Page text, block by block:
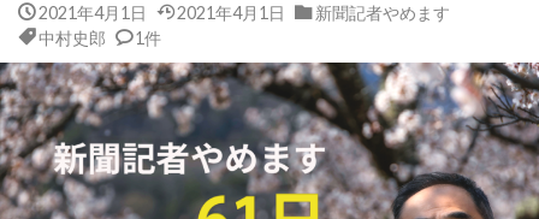
2021年4月1日 2021年4月1日
新聞記者やめます
中村史郎
1件